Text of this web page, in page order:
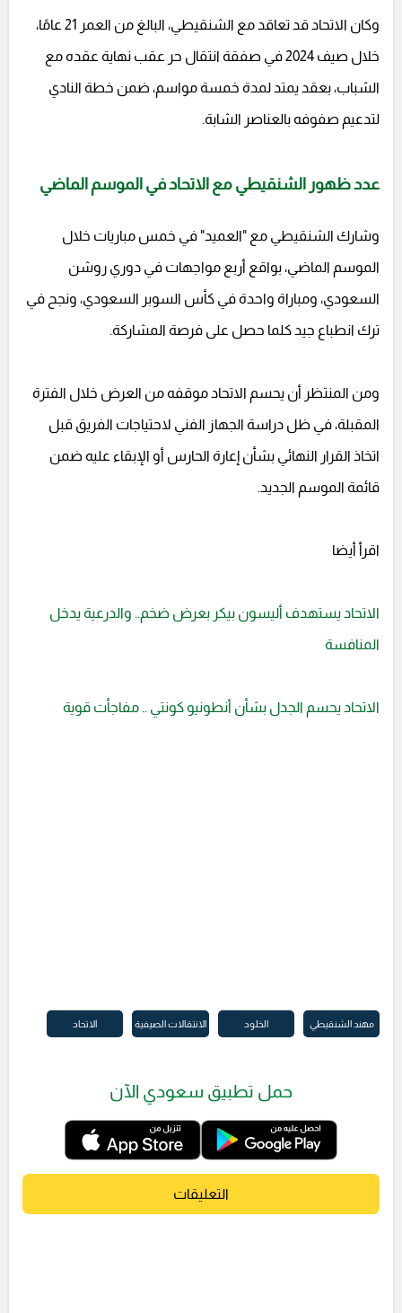
وكان الاتحاد قد تعاقد مع الشنقيطي، البالغ من العمر 21 عامًا،
خلال صيف 2024 في صفقة انتقال حر عقب نهاية عقده مع
الشباب، بعقد يمتد لمدة خمسة مواسم، ضمن خطة النادي
لتدعيم صفوفه بالعناصر الشابة.
عدد ظهور الشنقيطي مع الاتحاد في الموسم الماضي
وشارك الشنقيطي مع "العميد" في خمس مباريات خلال
الموسم الماضي، بواقع أربع مواجهات في دوري روشن
السعودي، ومباراة واحدة في كأس السوبر السعودي، ونجح في
ترك انطباع جيد كلما حصل على فرصة المشاركة.
ومن المنتظر أن يحسم الاتحاد موقفه من العرض خلال الفترة
المقبلة، في ظل دراسة الجهاز الفني لاحتياجات الفريق قبل
اتخاذ القرار النهائي بشأن إعارة الحارس أو الإبقاء عليه ضمن
قائمة الموسم الجديد.
اقرأ أيضا
الاتحاد يستهدف أليسون بيكر بعرض ضخم.. والدرعية يدخل
المنافسة
الاتحاد يحسم الجدل بشأن أنطونيو كونتي .. مفاجأت قوية
مهند الشنقيطي الخلود الانتقالات الصيفية الاتحاد
حمل تطبيق سعودي الآن
التعليقات